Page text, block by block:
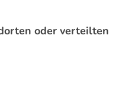
oder verteilten